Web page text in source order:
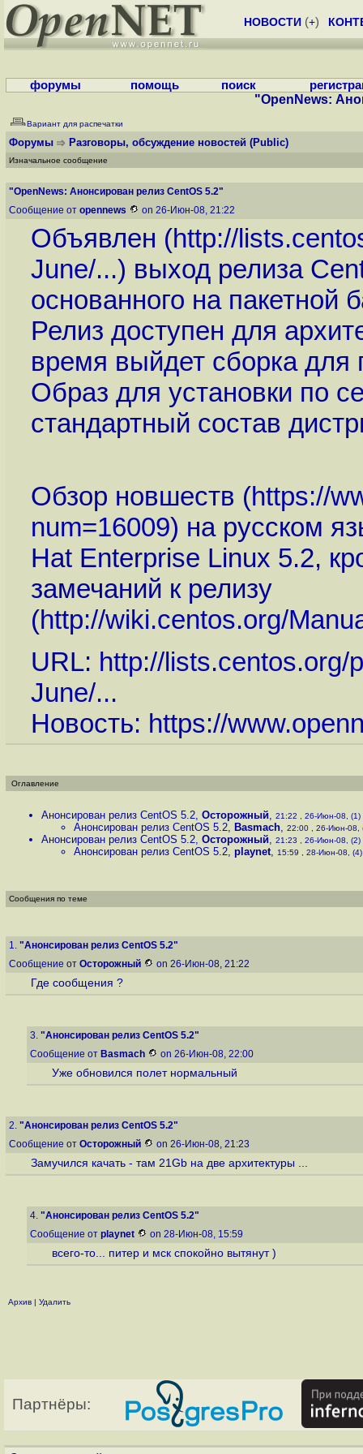
НОВОСТИ (+)
форумы помощь поиск
"OpenNews:
Вариант для распечатки
Форумы Разговоры, обсуждение новостей (Public)
Изначальное сообщение
"OpenNews: Анонсирован релиз CentOS 5.2"
Сообщение от opennews on 26-Июн-08, 21:22
Объявлен (http://
June/...) выход релиза
основанного на пакетной
Релиз доступен для
время выйдет сборка
Образ для установки по
стандартный состав
Обзор новшеств (https://
num=16009) на русском
Hat Enterprise Linux 5.2,
замечаний к релизу
(http://wiki.centos.org/
URL: http://lists.centos.org/
June/...
Новость: https://
Оглавление
Анонсирован релиз CentOS 5.2, Осторожный, 21:22 , 26-Июн-08, (1)
Анонсирован релиз CentOS 5.2, Basmach, 22:00 , 26-Июн-08,
Анонсирован релиз CentOS 5.2, Осторожный, 21:23 , 26-Июн-08, (2)
Анонсирован релиз CentOS 5.2, playnet, 15:59 , 28-Июн-08, (4)
Сообщения по теме
1. "Анонсирован релиз CentOS 5.2"
Сообщение от Осторожный on 26-Июн-08, 21:22
Где сообщения ?
3. "Анонсирован релиз CentOS 5.2"
Сообщение от Basmach on 26-Июн-08, 22:00
Уже обновился полет нормальный
2. "Анонсирован релиз CentOS 5.2"
Сообщение от Осторожный on 26-Июн-08, 21:23
Замучился качать - там 21Gb на две архитектуры ...
4. "Анонсирован релиз CentOS 5.2"
Сообщение от playnet on 28-Июн-08, 15:59
всего-то... питер и мск спокойно вытянут )
Архив | Удалить
Партнёры: